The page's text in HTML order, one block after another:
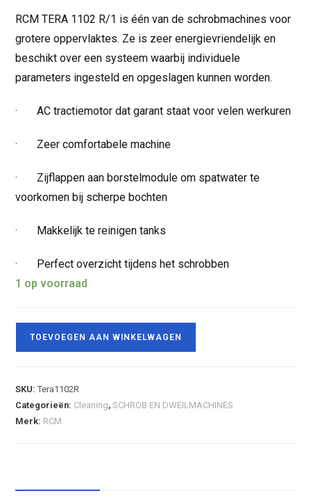
RCM TERA 1102 R/1 is één van de schrobmachines voor
grotere oppervlaktes. Ze is zeer energievriendelijk en
beschikt over een systeem waarbij individuele
parameters ingesteld en opgeslagen kunnen worden.
· AC tractiemotor dat garant staat voor velen werkuren
· Zeer comfortabele machine
· Zijflappen aan borstelmodule om spatwater te
voorkomen bij scherpe bochten
· Makkelijk te reinigen tanks
· Perfect overzicht tijdens het schrobben
1 op voorraad
TOEVOEGEN AAN WINKELWAGEN
SKU:Tera1102R
Categorieën: Cleaning,SCHROB EN DWEILMACHINES
Merk: RCM